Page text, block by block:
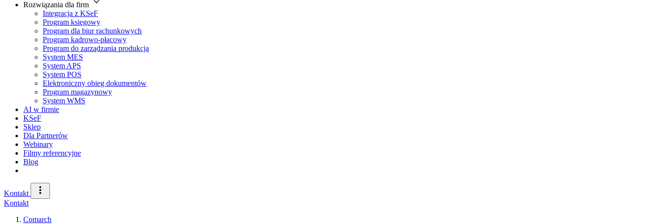
Rozwiązania dla firm
Integracja z KSeF
Program księgowy
Program dla biur rachunkowych
Program kadrowo-płacowy
Program do zarządzania produkcją
System MES
System APS
System POS
Elektroniczny obieg dokumentów
Program magazynowy
System WMS
AI w firmie
KSeF
Sklep
Dla Partnerów
Webinary
Filmy referencyjne
Blog
Kontakt
Kontakt
Comarch